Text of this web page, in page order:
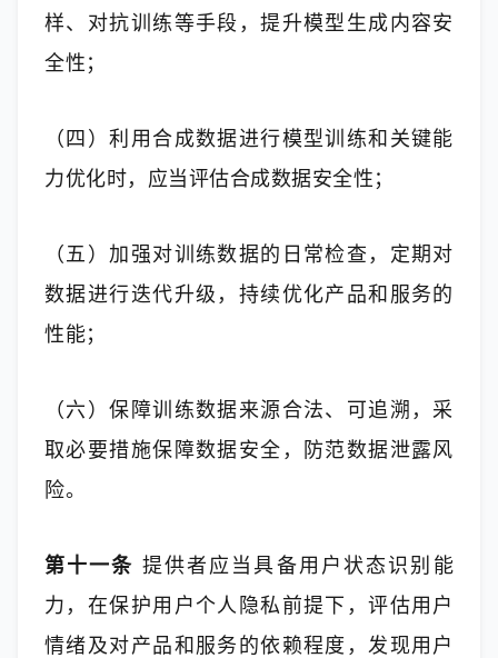
样、对抗训练等手段，提升模型生成内容安
全性；
（四）利用合成数据进行模型训练和关键能
力优化时，应当评估合成数据安全性；
（五）加强对训练数据的日常检查，定期对
数据进行迭代升级，持续优化产品和服务的
性能；
（六）保障训练数据来源合法、可追溯，采
取必要措施保障数据安全，防范数据泄露风
险。
第十一条 提供者应当具备用户状态识别能
力，在保护用户个人隐私前提下，评估用户
情绪及对产品和服务的依赖程度，发现用户